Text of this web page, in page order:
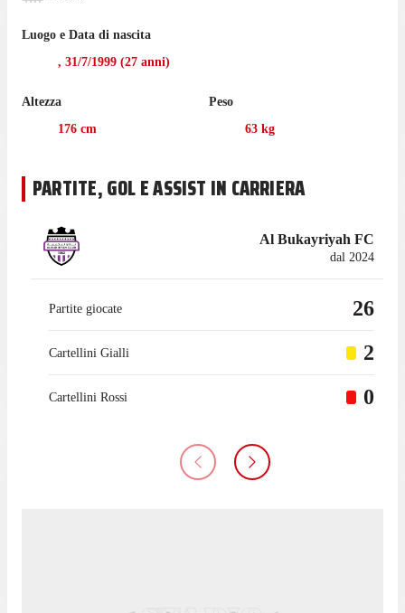
Luogo e Data di nascita
, 31/7/1999 (27 anni)
Altezza
176 cm
Peso
63 kg
PARTITE, GOL E ASSIST IN CARRIERA
Al Bukayriyah FC
dal 2024
Partite giocate 26
Cartellini Gialli 2
Cartellini Rossi 0